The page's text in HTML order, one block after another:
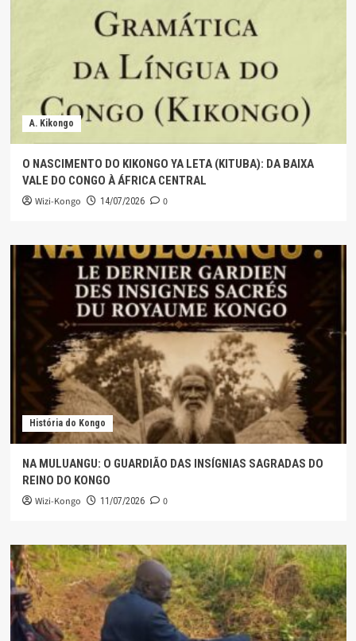
A. Kikongo
O NASCIMENTO DO KIKONGO YA LETA (KITUBA): DA BAIXA
VALE DO CONGO À ÁFRICA CENTRAL
Wizi-Kongo 14/07/2026 0
História do Kongo
NA MULUANGU: O GUARDIÃO DAS INSÍGNIAS SAGRADAS DO
REINO DO KONGO
Wizi-Kongo 11/07/2026 0